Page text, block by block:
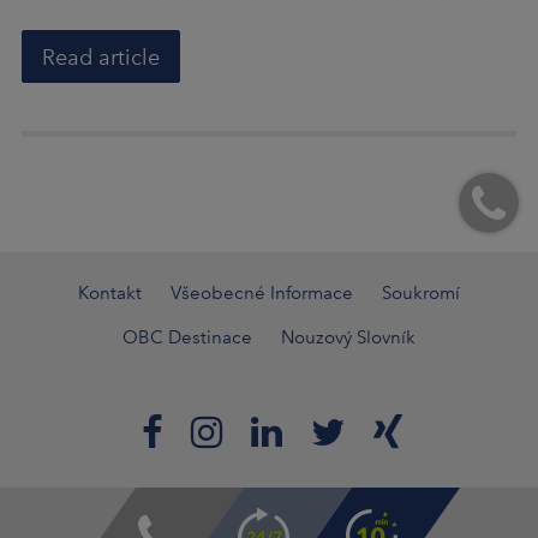
Read article
Kontakt Všeobecné Informace Soukromí
OBC Destinace Nouzový Slovník